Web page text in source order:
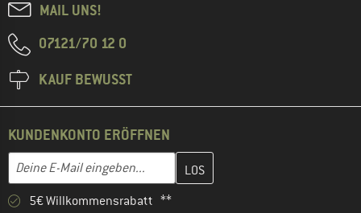
MAIL UNS!
07121/70 12 0
KAUF BEWUSST
KUNDENKONTO ERÖFFNEN
E-Mail-Adresse
Gib hier deine E-Mail-Adresse ein und erstelle im nächsten
5€ Willkommensrabatt **